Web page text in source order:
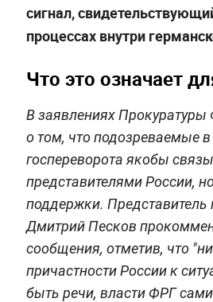
сигнал,
процессах внутри
Что это означает
В заявлениях
о том, что подозреваемые в
госпереворота якобы
представителями России,
поддержки. Представитель
Дмитрий Песков
сообщения, отметив, что
причастности России к
быть речи, власти ФРГ сами